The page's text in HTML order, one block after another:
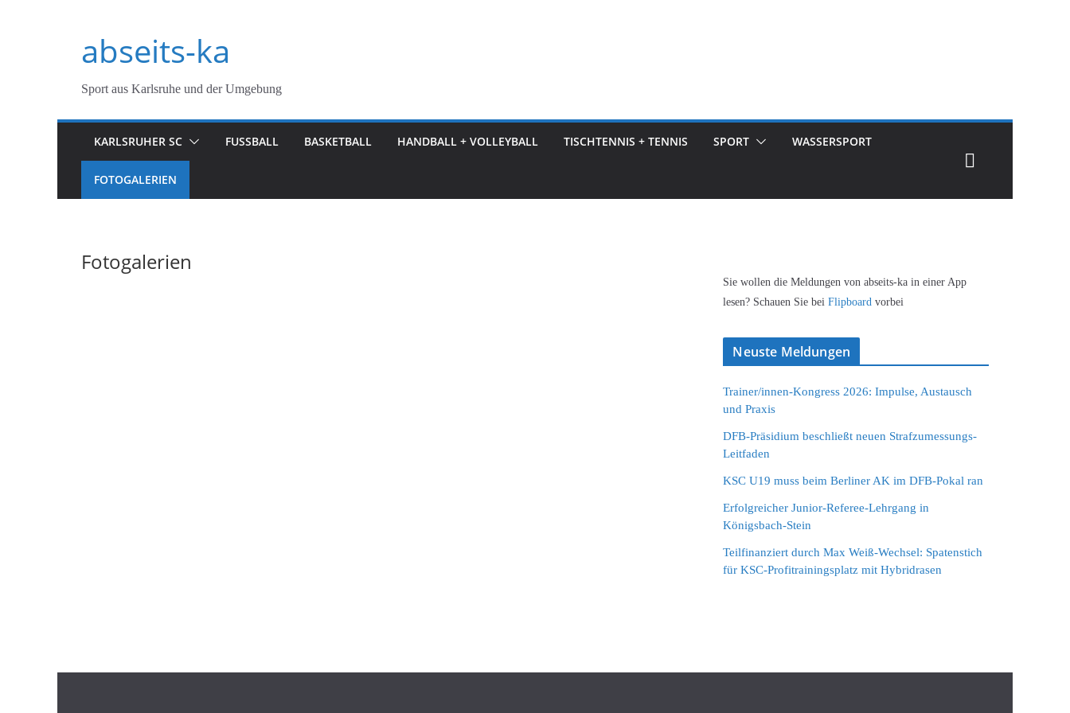
springenabseits-ka
Sport aus Karlsruhe und der Umgebung
KARLSRUHER SC FUSSBALL BASKETBALL HANDBALL + VOLLEYBALL TISCHTENNIS + TENNIS SPORT WASSERSPORT
FOTOGALERIEN
Fotogalerien
Sie wollen die Meldungen von abseits-ka in einer App
lesen? Schauen Sie beiFlipboardvorbei
Neuste Meldungen
Trainer/innen-Kongress 2026: Impulse, Austausch
und Praxis
DFB-Präsidium beschließt neuen Strafzumessungs-
Leitfaden
KSC U19 muss beim Berliner AK im DFB-Pokal ran
Erfolgreicher Junior-Referee-Lehrgang in
Königsbach-Stein
Teilfinanziert durch Max Weiß-Wechsel: Spatenstich
für KSC-Profitrainingsplatz mit Hybridrasen